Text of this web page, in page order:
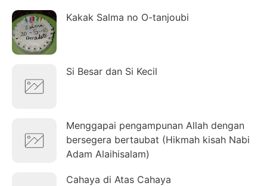
Kakak Salma no O-tanjoubi
Si Besar dan Si Kecil
Menggapai pengampunan Allah dengan
bersegera bertaubat (Hikmah kisah Nabi
Adam Alaihisalam)
Cahaya di Atas Cahaya